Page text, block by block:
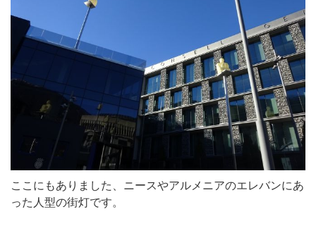
ここにもありました、ニースやアルメニアのエレバンにあ
った人型の街灯です。